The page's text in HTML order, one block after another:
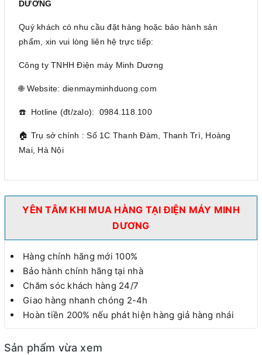
DƯƠNG
Quý khách có nhu cầu đặt hàng hoặc bảo hành sản
phẩm, xin vui lòng liên hệ trực tiếp:
Công ty TNHH Điện máy Minh Dương
🌐 Website: dienmayminhduong.com
☎️ Hotline (đt/zalo): 0984.118.100
🏠 Trụ sở chính : Số 1C Thanh Đàm, Thanh Trì, Hoàng
Mai, Hà Nội
YÊN TÂM KHI MUA HÀNG TẠI ĐIỆN MÁY MINH
DƯƠNG
Hàng chính hãng mới 100%
Bảo hành chính hãng tại nhà
Chăm sóc khách hàng 24/7
Giao hàng nhanh chóng 2-4h
Hoàn tiền 200% nếu phát hiện hàng giả hàng nhái
Sản phẩm vừa xem